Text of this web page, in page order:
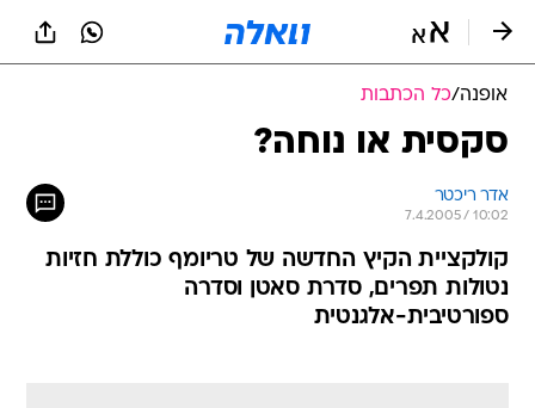
אופנה/כל הכתבות
סקסית או נוחה?
אדר ריכטר
7.4.2005 / 10:02
קולקציית הקיץ החדשה של טריומף כוללת חזיות
נטולות תפרים, סדרת סאטן וסדרה
ספורטיבית-אלגנטית